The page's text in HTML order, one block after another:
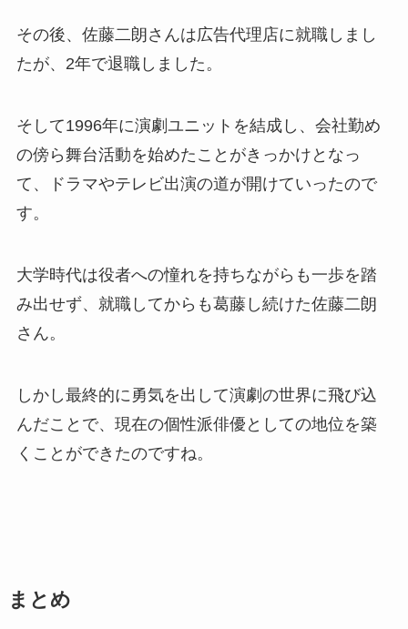
その後、佐藤二朗さんは広告代理店に就職しまし
たが、2年で退職しました。
そして1996年に演劇ユニットを結成し、会社勤め
の傍ら舞台活動を始めたことがきっかけとなっ
て、ドラマやテレビ出演の道が開けていったので
す。
大学時代は役者への憧れを持ちながらも一歩を踏
み出せず、就職してからも葛藤し続けた佐藤二朗
さん。
しかし最終的に勇気を出して演劇の世界に飛び込
んだことで、現在の個性派俳優としての地位を築
くことができたのですね。
まとめ